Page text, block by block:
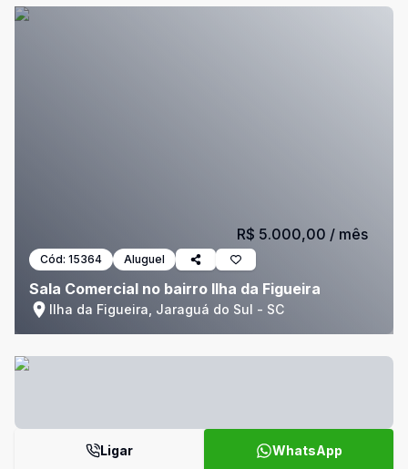
Cód: 15364 Aluguel
Sala Comercial no bairro Ilha da Figueira
Ilha da Figueira, Jaraguá do Sul - SC
R$ 5.000,00 / mês
Ligar WhatsApp